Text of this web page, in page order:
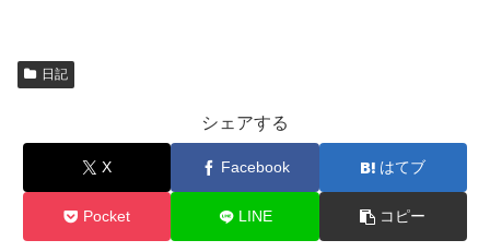
日記
シェアする
X Facebook はてブ
Pocket LINE コピー